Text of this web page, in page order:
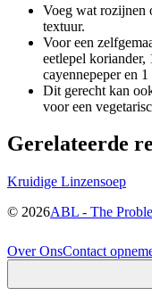
Voeg wat rozijnen
textuur.
Voor een
eetlepel koriander,
cayennepeper en
Dit gerecht kan
voor een
Gerelateerde
Kruidige Linzensoep
© 2026ABL - The
Over OnsContact